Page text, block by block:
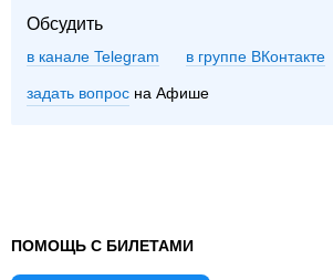
Обсудить
в канале Telegram группе ВКонтакте
задать вопрос на Афише
ПОМОЩЬ С БИЛЕТАМИ